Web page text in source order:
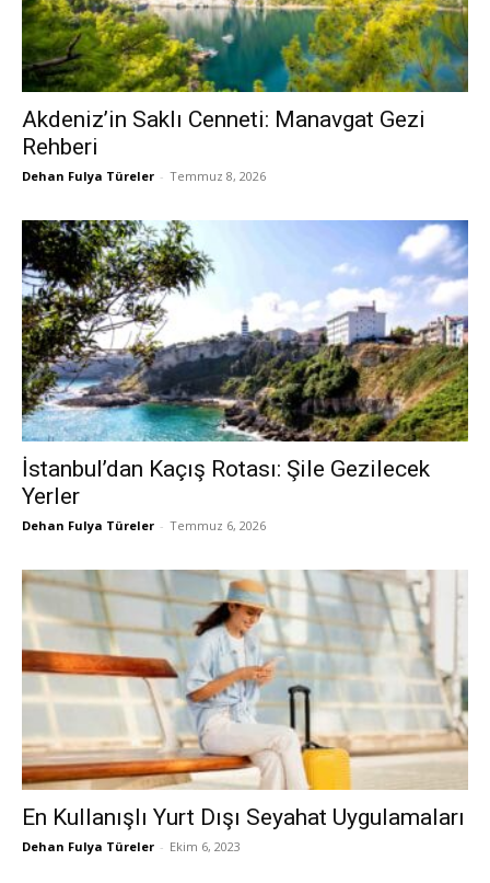
Akdeniz’in Saklı Cenneti: Manavgat Gezi
Rehberi
Dehan Fulya Türeler - Temmuz 8, 2026
İstanbul’dan Kaçış Rotası: Şile Gezilecek
Yerler
Dehan Fulya Türeler - Temmuz 6, 2026
En Kullanışlı Yurt Dışı Seyahat Uygulamaları
Dehan Fulya Türeler - Ekim 6, 2023